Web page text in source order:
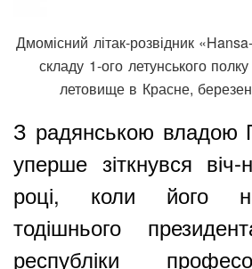
Дмомісний літак-розвідник
складу 1-ого летунського полку
летовище в Красне,
З радянською владою
уперше зіткнувся
році, коли його
тодішнього
республіки